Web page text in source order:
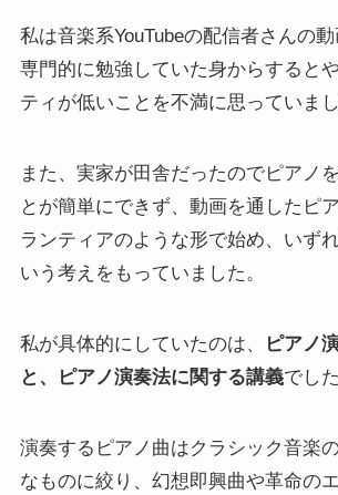
私は音楽系YouTubeの配信者さんの動
専門的に勉強していた身からすると
ティが低いことを不満に思っていまし
また、実家が田舎だったのでピアノ
とが簡単にできず、動画を通したピ
ランティアのような形で始め、いず
いう考えをもっていました。
私が具体的にしていたのは、
ピアノ
と、ピアノ演奏法に関する講義でした
演奏するピアノ曲はクラシック音楽
なものに絞り、幻想即興曲や革命の